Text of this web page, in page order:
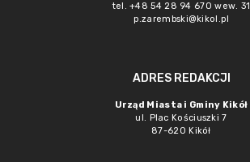
tel. +48 54 28 94 670 wew. 31
p.zarembski@kikol.pl
ADRES REDAKCJI
Urząd Miasta i Gminy Kikół
ul. Plac Kościuszki 7
87-620 Kikół